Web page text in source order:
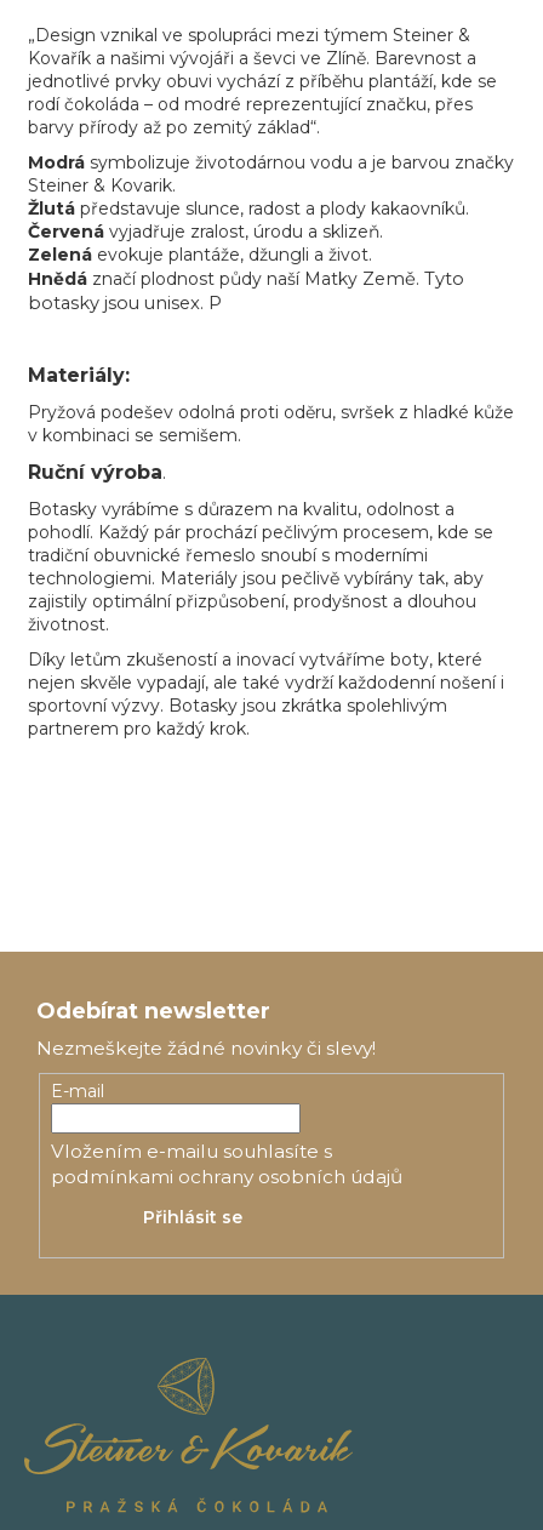
„Design vznikal ve spolupráci mezi týmem Steiner &
Kovařík a našimi vývojáři a ševci ve Zlíně. Barevnost a
jednotlivé prvky obuvi vychází z příběhu plantáží, kde se
rodí čokoláda – od modré reprezentující značku, přes
barvy přírody až po zemitý základ“.
Modrá symbolizuje životodárnou vodu a je barvou značky
Steiner & Kovarik.
Žlutá představuje slunce, radost a plody kakaovníků.
Červená vyjadřuje zralost, úrodu a sklizeň.
Zelená evokuje plantáže, džungli a život.
Hnědá značí plodnost půdy naší Matky Země. Tyto
botasky jsou unisex. P
Materiály:
Pryžová podešev odolná proti oděru, svršek z hladké kůže
v kombinaci se semišem.
Ruční výroba.
Botasky vyrábíme s důrazem na kvalitu, odolnost a
pohodlí. Každý pár prochází pečlivým procesem, kde se
tradiční obuvnické řemeslo snoubí s moderními
technologiemi. Materiály jsou pečlivě vybírány tak, aby
zajistily optimální přizpůsobení, prodyšnost a dlouhou
životnost.
Díky letům zkušeností a inovací vytváříme boty, které
nejen skvěle vypadají, ale také vydrží každodenní nošení i
sportovní výzvy. Botasky jsou zkrátka spolehlivým
partnerem pro každý krok.
Odebírat newsletter
Nezmeškejte žádné novinky či slevy!
E-mail
Vložením e-mailu souhlasíte s
podmínkami ochrany osobních údajů
Přihlásit se